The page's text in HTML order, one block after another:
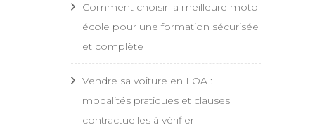
Comment choisir la meilleure moto
école pour une formation sécurisée
et complète
Vendre sa voiture en LOA :
modalités pratiques et clauses
contractuelles à vérifier